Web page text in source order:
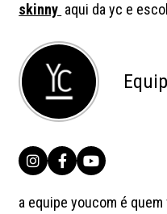
skinny aqui da yc e
a equipe youcom é